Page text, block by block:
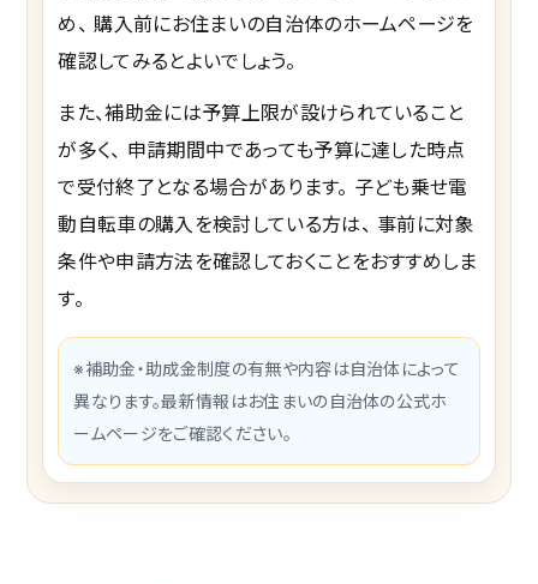
め、 購入前にお住まいの自治体のホームページを
確認してみるとよいでしょう。
また、補助金には予算上限が設けられていること
が多く、 申請期間中であっても予算に達した時点
で受付終了となる場合があります。 子ども乗せ電
動自転車の購入を検討している方は、 事前に対象
条件や申請方法を確認しておくことをおすすめしま
す。
※補助金・助成金制度の有無や内容は自治体によって
異なります。最新情報はお住まいの自治体の公式ホ
ームページをご確認ください。